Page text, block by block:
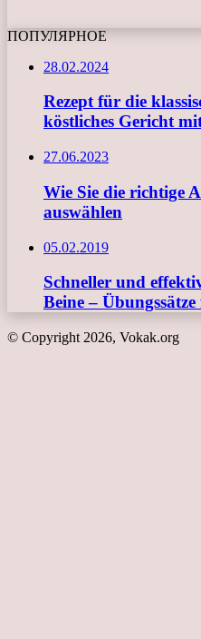
ПОПУЛЯРНОЕ
28.02.2024
Rezept für die
köstliches Gericht
27.06.2023
Wie Sie die richtige
auswählen
05.02.2019
Schneller und
Beine –
© Copyright 2026, Vokak.org